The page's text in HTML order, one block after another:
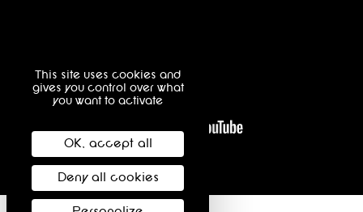
This site uses cookies and
gives you control over what
you want to activate
OK, accept all
Deny all cookies